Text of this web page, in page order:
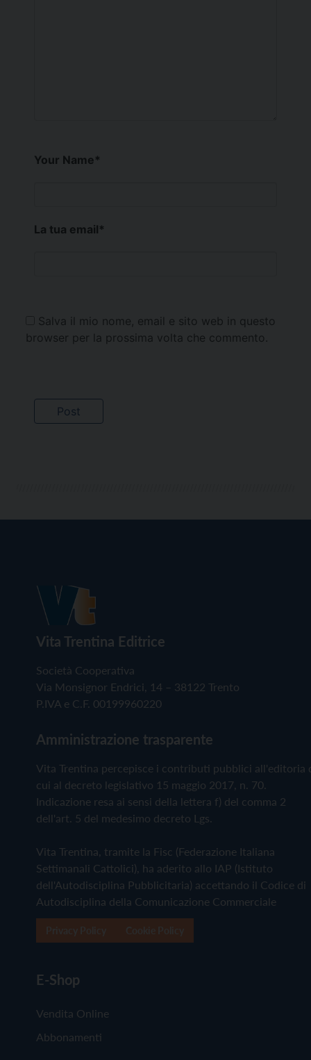
Your Name*
La tua email*
Salva il mio nome, email e sito web in questo
browser per la prossima volta che commento.
Vita Trentina Editrice
Società Cooperativa
Via Monsignor Endrici, 14 – 38122 Trento
P.IVA e C.F. 00199960220
Amministrazione trasparente
Vita Trentina percepisce i contributi pubblici all'editoria
cui al decreto legislativo 15 maggio 2017, n. 70.
Indicazione resa ai sensi della lettera f) del comma 2
dell'art. 5 del medesimo decreto Lgs.
Vita Trentina, tramite la Fisc (Federazione Italiana
Settimanali Cattolici), ha aderito allo IAP (Istituto
dell'Autodisciplina Pubblicitaria) accettando il Codice di
Autodisciplina della Comunicazione Commerciale
E-Shop
Vendita Online
Abbonamenti